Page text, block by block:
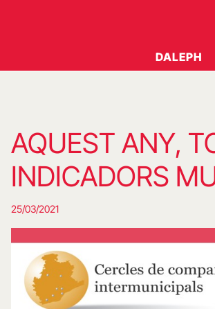
DALEPH
AQUEST ANY,
INDICADORS
25/03/2021